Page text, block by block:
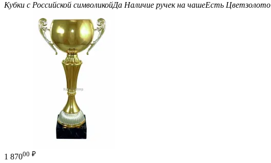
Кубки с Российской символикойДа Наличие ручек на чашеЕсть Цветзолото
1 87000 ₽